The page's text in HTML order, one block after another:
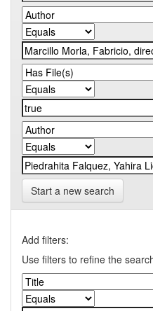
Start a new search
Add filters:
Use filters to refine the